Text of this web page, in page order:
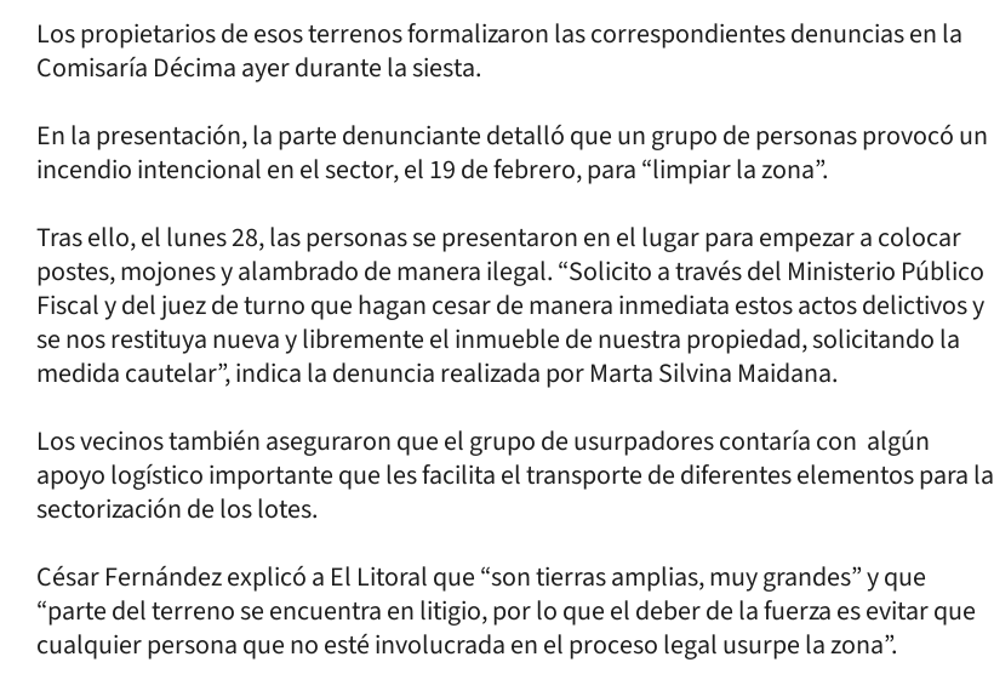
Los propietarios de esos terrenos formalizaron las correspondientes denuncias en la
Comisaría Décima ayer durante la siesta.
En la presentación, la parte denunciante detalló que un grupo de personas provocó un
incendio intencional en el sector, el 19 de febrero, para “limpiar la zona”.
Tras ello, el lunes 28, las personas se presentaron en el lugar para empezar a colocar
postes, mojones y alambrado de manera ilegal. “Solicito a través del Ministerio Público
Fiscal y del juez de turno que hagan cesar de manera inmediata estos actos delictivos y
se nos restituya nueva y libremente el inmueble de nuestra propiedad, solicitando la
medida cautelar”, indica la denuncia realizada por Marta Silvina Maidana.
Los vecinos también aseguraron que el grupo de usurpadores contaría con algún
apoyo logístico importante que les facilita el transporte de diferentes elementos para la
sectorización de los lotes.
César Fernández explicó a El Litoral que “son tierras amplias, muy grandes” y que
“parte del terreno se encuentra en litigio, por lo que el deber de la fuerza es evitar que
cualquier persona que no esté involucrada en el proceso legal usurpe la zona”.